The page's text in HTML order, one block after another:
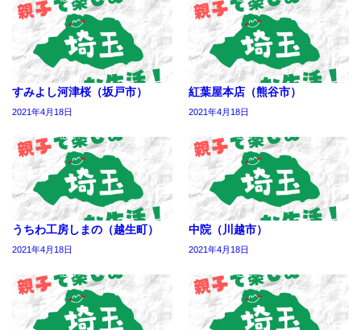
すみよし河津桜（坂戸市）
2021年4月18日
紅葉屋本店（熊谷市）
2021年4月18日
うちわ工房しまの（越生町）
2021年4月18日
中院（川越市）
2021年4月18日